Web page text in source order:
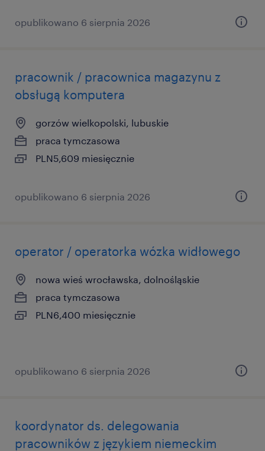
opublikowano 6 sierpnia 2026
pracownik / pracownica magazynu z
obsługą komputera
gorzów wielkopolski, lubuskie
praca tymczasowa
PLN5,609 miesięcznie
opublikowano 6 sierpnia 2026
operator / operatorka wózka widłowego
nowa wieś wrocławska, dolnośląskie
praca tymczasowa
PLN6,400 miesięcznie
opublikowano 6 sierpnia 2026
koordynator ds. delegowania
pracowników z językiem niemeckim